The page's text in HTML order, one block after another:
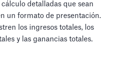
detalladas que sean
un formato de presentación.
los ingresos totales, los
y las ganancias totales.